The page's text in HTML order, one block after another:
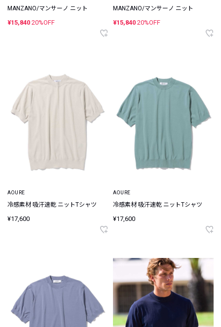
MANZANO/マンサーノ ニット
¥15,840 20%OFF
MANZANO/マンサーノ ニット
¥15,840 20%OFF
AOURE
冷感素材 吸汗速乾 ニットTシャツ
¥17,600
AOURE
冷感素材 吸汗速乾 ニットTシャツ
¥17,600